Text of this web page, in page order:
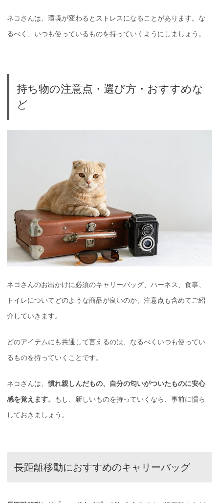
ネコさんは、環境が変わるとストレスになることがあります。な
るべく、いつも使っているものを持っていくようにしましょう。
持ち物の注意点・選び方・おすすめな
ど
ネコさんのお出かけに必須のキャリーバッグ、ハーネス、食事、
トイレについてどのような商品が良いのか、注意点も含めてご紹
介していきます。
どのアイテムにも共通して言えるのは、なるべくいつも使ってい
るものを持っていくことです。
ネコさんは、慣れ親しんだもの、自分の匂いがついたものに安心
感を覚えます。 もし、新しいものを持っていくなら、事前に慣ら
しておきましょう。
長距離移動におすすめのキャリーバッグ